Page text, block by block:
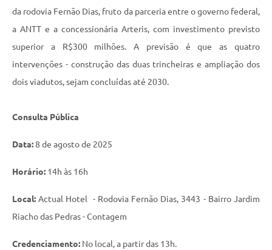
da rodovia Fernão Dias, fruto da parceria entre o governo federal,
a ANTT e a concessionária Arteris, com investimento previsto
superior a R$300 milhões. A previsão é que as quatro
intervenções - construção das duas trincheiras e ampliação dos
dois viadutos, sejam concluídas até 2030.
Consulta Pública
Data:8 de agosto de 2025
Horário: 14h às 16h
Local: Actual Hotel - Rodovia Fernão Dias, 3443 - Bairro Jardim
Riacho das Pedras - Contagem
Credenciamento: No local, a partir das 13h.